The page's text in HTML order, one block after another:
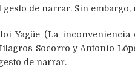
gesto de narrar. Sin
Yagüe (La inconveniencia
Socorro y Antonio
de narrar.